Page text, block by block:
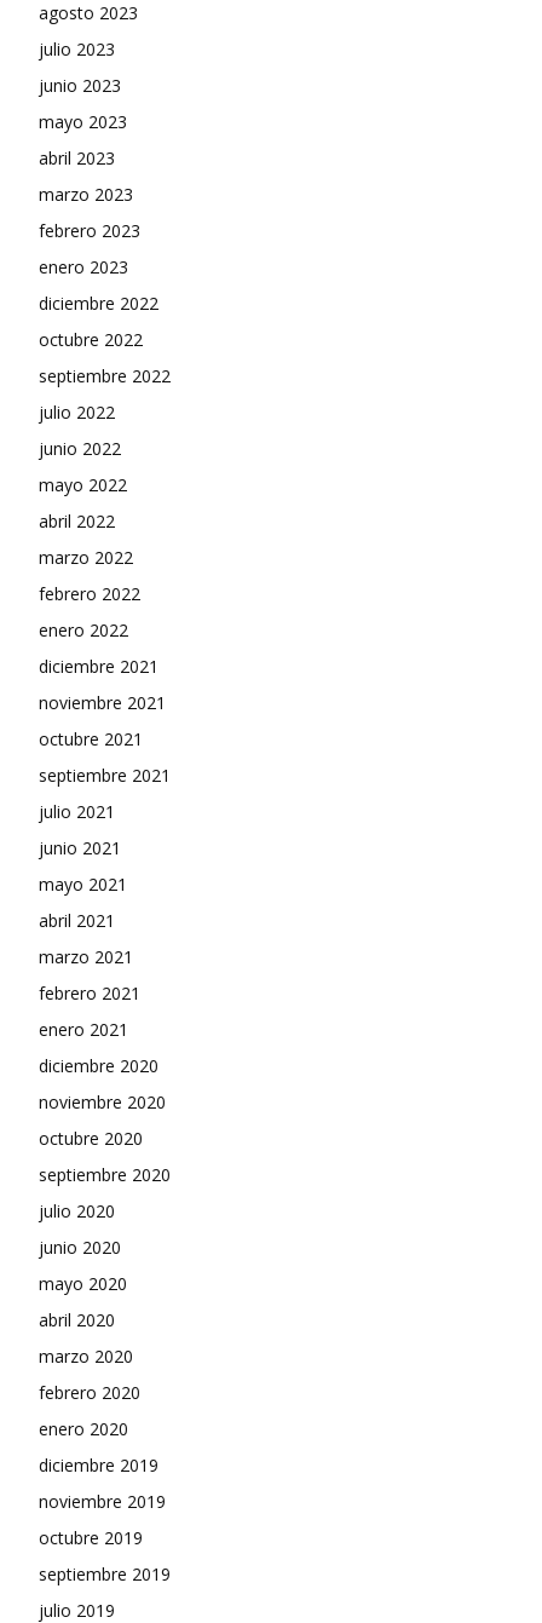
agosto 2023
julio 2023
junio 2023
mayo 2023
abril 2023
marzo 2023
febrero 2023
enero 2023
diciembre 2022
octubre 2022
septiembre 2022
julio 2022
junio 2022
mayo 2022
abril 2022
marzo 2022
febrero 2022
enero 2022
diciembre 2021
noviembre 2021
octubre 2021
septiembre 2021
julio 2021
junio 2021
mayo 2021
abril 2021
marzo 2021
febrero 2021
enero 2021
diciembre 2020
noviembre 2020
octubre 2020
septiembre 2020
julio 2020
junio 2020
mayo 2020
abril 2020
marzo 2020
febrero 2020
enero 2020
diciembre 2019
noviembre 2019
octubre 2019
septiembre 2019
julio 2019